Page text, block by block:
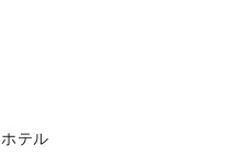
テル